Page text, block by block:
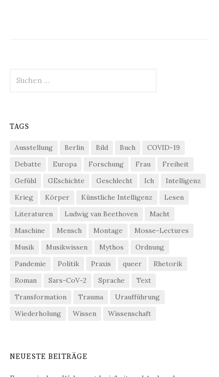
nach:
TAGS
Ausstellung Berlin Bild Buch
COVID-19
Debatte
Europa Forschung Frau
Freiheit
Gefühl
GEschichte Geschlecht Ich
Intelligenz
Krieg
Körper Künstliche Intelligenz
Lesen
Literaturen
Ludwig van Beethoven
Macht
Maschine
Mensch Montage
Mosse-Lectures
Musik
Musikwissen Mythos
Ordnung
Pandemie
Politik Praxis queer
Rhetorik
Roman
Sars-CoV-2 Sprache
Text
Transformation
Trauma
Uraufführung
Wiederholung
Wissen Wissenschaft
NEUESTE BEITRÄGE